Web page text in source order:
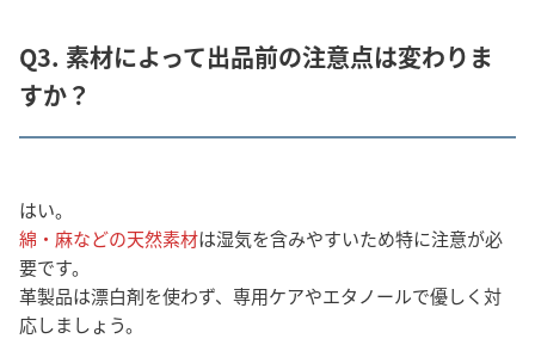
Q3. 素材によって出品前の注意点は変わりま
すか？
はい。
綿・麻などの天然素材は湿気を含みやすいため特に注意が必
要です。
革製品は漂白剤を使わず、専用ケアやエタノールで優しく対
応しましょう。